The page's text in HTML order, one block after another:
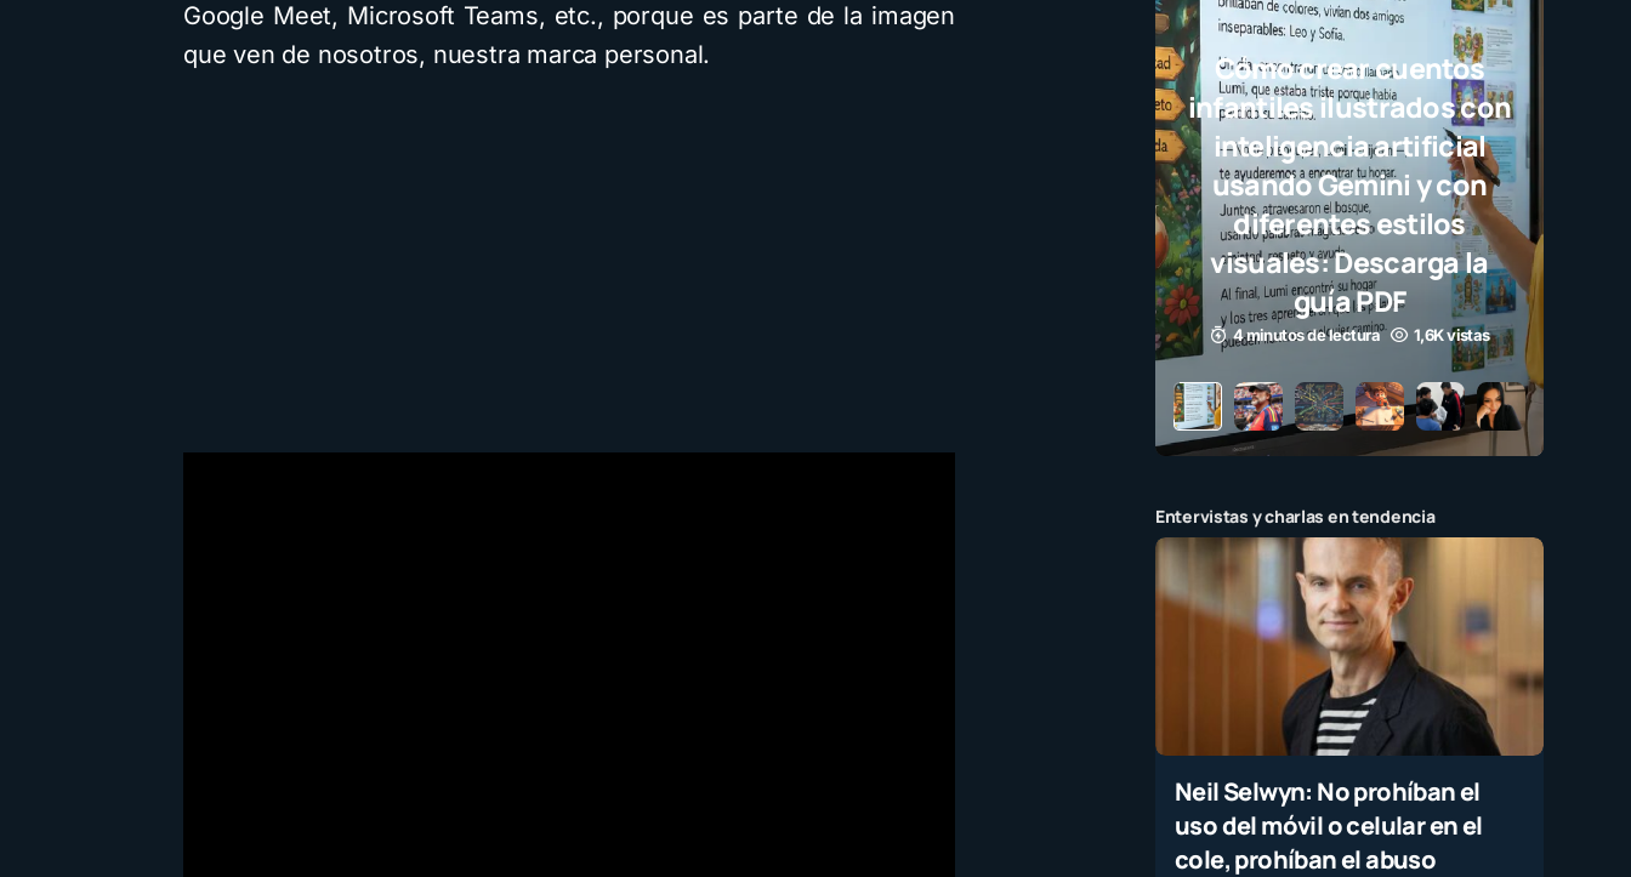
Google Meet, Microsoft Teams, etc., porque es parte de la imagen
que ven de nosotros, nuestra marca personal.
Cómo crear cuentos
infantiles ilustrados con
inteligencia artificial
usando Gemini y con
diferentes estilos
visuales: Descarga la
guía PDF
4 minutos de lectura 1,6K vistas
Entervistas y charlas en tendencia
Neil Selwyn: No prohíban el
uso del móvil o celular en el
cole, prohíban el abuso